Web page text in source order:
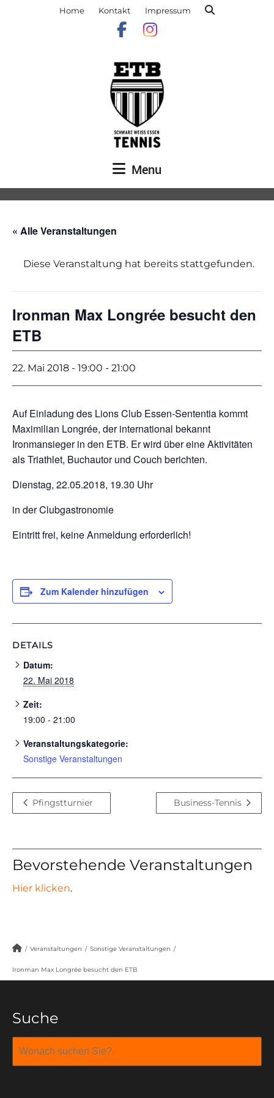
Home Kontakt Impressum
Menu
« Alle Veranstaltungen
Diese Veranstaltung hat bereits stattgefunden.
Ironman Max Longrée besucht den
ETB
22. Mai 2018 - 19:00 - 21:00
Auf Einladung des Lions Club Essen-Sententia kommt
Maximilian Longrée, der international bekannt
Ironmansieger in den ETB. Er wird über eine Aktivitäten
als Triathlet, Buchautor und Couch berichten.
Dienstag, 22.05.2018, 19.30 Uhr
in der Clubgastronomie
Eintritt frei, keine Anmeldung erforderlich!
Zum Kalender hinzufügen
DETAILS
Datum:
22. Mai 2018
Zeit:
19:00 - 21:00
Veranstaltungskategorie:
Sonstige Veranstaltungen
Pfingstturnier Business-Tennis
Bevorstehende Veranstaltungen
Hier klicken.
/ Veranstaltungen / Sonstige Veranstaltungen /
Ironman Max Longrée besucht den ETB
Suche